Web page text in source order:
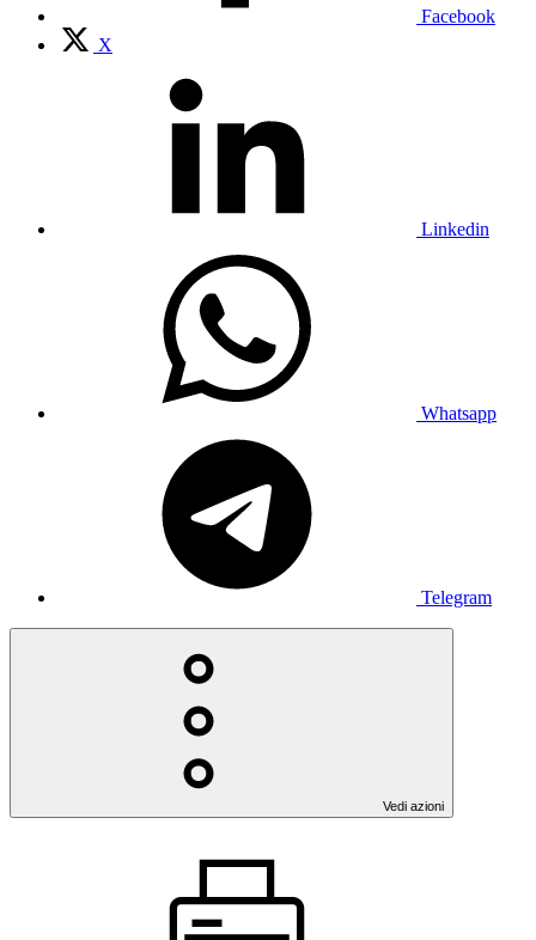
Facebook
X
Linkedin
Whatsapp
Telegram
Vedi azioni